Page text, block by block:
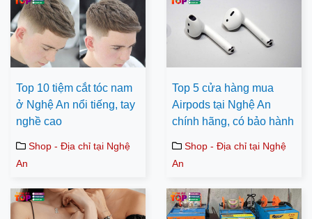
Top 10 tiệm cắt tóc nam
ở Nghệ An nổi tiếng, tay
nghề cao
Shop - Địa chỉ tại Nghệ
An
Top 5 cửa hàng mua
Airpods tại Nghệ An
chính hãng, có bảo hành
Shop - Địa chỉ tại Nghệ
An